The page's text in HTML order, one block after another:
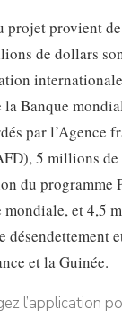
projet provient
de dollars
Banque
par l’Agence
5 millions
du programme
mondiale, et 4,5
désendettement
et la Guinée.